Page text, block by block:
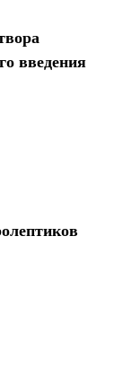
введения